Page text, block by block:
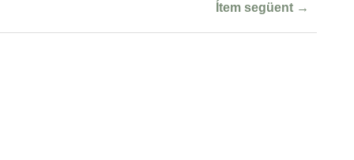
Ítem següent →